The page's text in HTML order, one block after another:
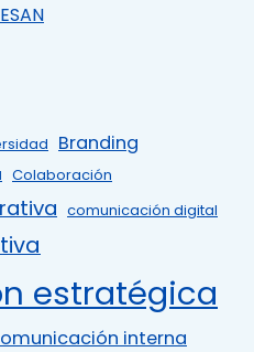
Branding
Colaboración
comunicación digital
estratégica
interna